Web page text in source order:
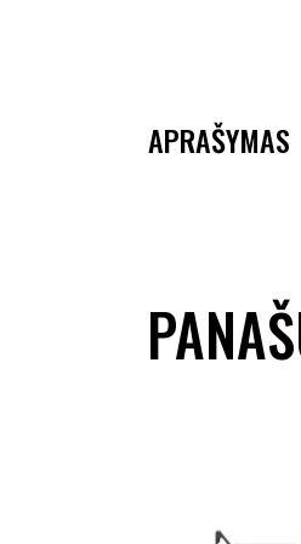
APRAŠYMAS